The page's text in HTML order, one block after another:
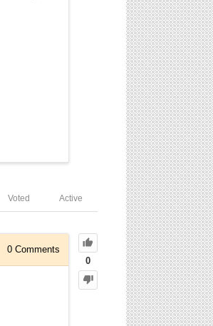
Active
Voted
0
0 Comments